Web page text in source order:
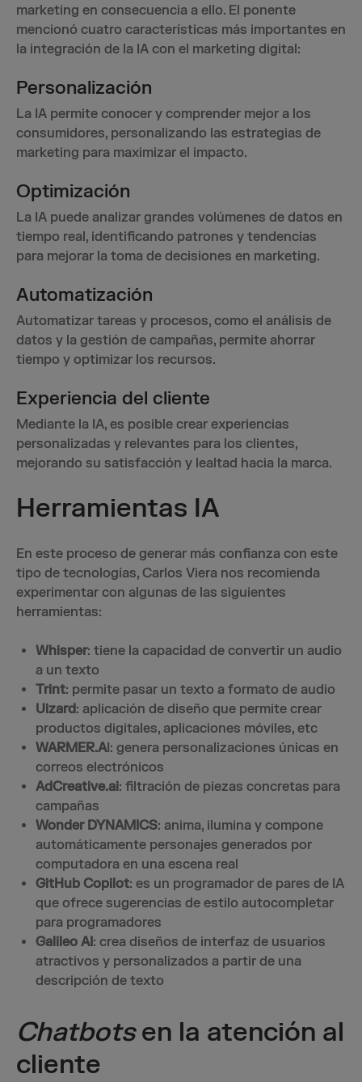
marketing en consecuencia a ello. El ponente
mencionó cuatro características más importantes en
la integración de la IA con el marketing digital:
Personalización
La IA permite conocer y comprender mejor a los
consumidores, personalizando las estrategias de
marketing para maximizar el impacto.
Optimización
La IA puede analizar grandes volúmenes de datos en
tiempo real, identificando patrones y tendencias
para mejorar la toma de decisiones en marketing.
Automatización
Automatizar tareas y procesos, como el análisis de
datos y la gestión de campañas, permite ahorrar
tiempo y optimizar los recursos.
Experiencia del cliente
Mediante la IA, es posible crear experiencias
personalizadas y relevantes para los clientes,
mejorando su satisfacción y lealtad hacia la marca.
Herramientas IA
En este proceso de generar más confianza con este
tipo de tecnologías, Carlos Viera nos recomienda
experimentar con algunas de las siguientes
herramientas:
Whisper: tiene la capacidad de convertir un audio
a un texto
Trint: permite pasar un texto a formato de audio
Uizard: aplicación de diseño que permite crear
productos digitales, aplicaciones móviles, etc
WARMER.AI: genera personalizaciones únicas en
correos electrónicos
AdCreative.ai: filtración de piezas concretas para
campañas
Wonder DYNAMICS: anima, ilumina y compone
automáticamente personajes generados por
computadora en una escena real
GitHub Copilot: es un programador de pares de IA
que ofrece sugerencias de estilo autocompletar
para programadores
Galileo AI: crea diseños de interfaz de usuarios
atractivos y personalizados a partir de una
descripción de texto
Chatbotsen la atención al
cliente